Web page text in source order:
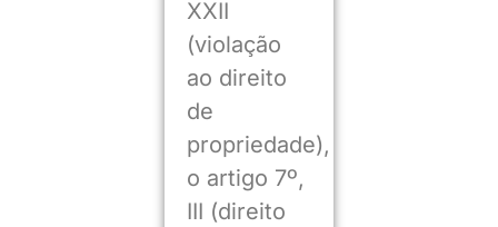
XXII
(violação
ao direito
de
propriedade),
o artigo 7º,
III (direito